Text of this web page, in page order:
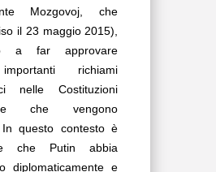
Mozgovoj, che
il 23 maggio 2015),
a far approvare
richiami
nelle Costituzioni
che vengono
In questo contesto è
che Putin abbia
diplomaticamente e